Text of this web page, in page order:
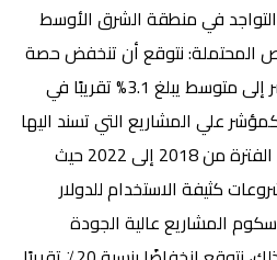
التواجد في منطقة الشرق الأوسط
المحتملة:نتوقع أن تنخفض حصة
أوراسكوم من استثمارات مصر إلى متوسط يبلغ 3.1% تقريبًا في
من 2023 إلى 2027 (كمؤشر علي المشاريع التي تسند اليها
من مصر)، مقارنة بـ 3.7% في الفترة من 2018 إلى 2022 حيث
كثيفة الاستخدام للدولار
المشاريع عالية الجودة